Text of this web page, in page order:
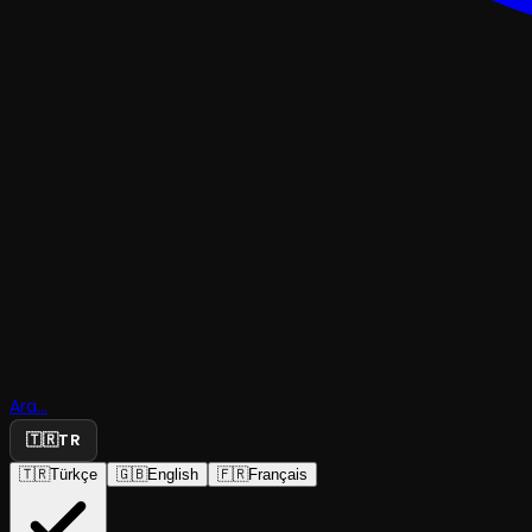
Ara...
🇹🇷TR
🇹🇷Türkçe 🇬🇧English 🇫🇷Français
Geçen